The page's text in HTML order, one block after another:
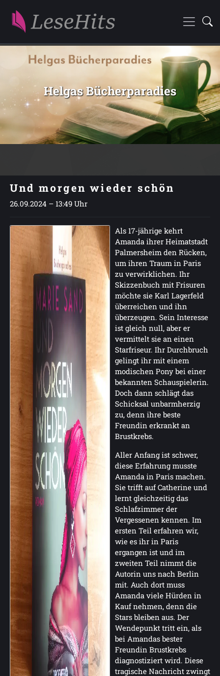
Helgas Bücherparadies
Und morgen wieder schön
26.09.2024 – 13:49 Uhr
Als 17-jährige kehrt
Amanda ihrer Heimatstadt
Palmersheim den Rücken,
um ihren Traum in Paris
zu verwirklichen. Ihr
Skizzenbuch mit Frisuren
möchte sie Karl Lagerfeld
überreichen und ihn
überzeugen. Sein Interesse
ist gleich null, aber er
vermittelt sie an einen
Starfriseur. Ihr Durchbruch
gelingt ihr mit einem
modischen Pony bei einer
bekannten Schauspielerin.
Doch dann schlägt das
Schicksal unbarmherzig
zu, denn ihre beste
Freundin erkrankt an
Brustkrebs.
Aller Anfang ist schwer,
diese Erfahrung musste
Amanda in Paris machen.
Sie trifft auf Catherine und
lernt gleichzeitig das
Schlafzimmer der
Vergessenen kennen. Im
ersten Teil erfahren wir,
wie es ihr in Paris
ergangen ist und im
zweiten Teil nimmt die
Autorin uns nach Berlin
mit. Auch dort muss
Amanda viele Hürden in
Kauf nehmen, denn die
Stars bleiben aus. Der
Wendepunkt tritt ein, als
bei Amandas bester
Freundin Brustkrebs
diagnostiziert wird. Diese
tragische Nachricht zwingt